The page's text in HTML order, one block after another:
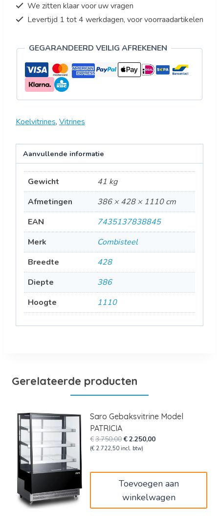
We zitten klaar voor uw vragen
Levertijd 1 tot 4 werkdagen, voor voorraadartikelen
GEGARANDEERD VEILIG AFREKENEN
Koelvitrines, Vitrines
Aanvullende informatie
Gewicht
41 kg
Afmetingen
386 × 428 × 1110 cm
EAN
7435137838845
Merk
Combisteel
Breedte
428
Diepte
386
Hoogte
1110
Gerelateerde producten
Saro Gebaksvitrine Model
PATRICIA
€3.750,00Oorspronkelijke
prijs
€2.250,00Huidige
(€ 2.722,50 incl. btw)
Toevoegen aan
winkelwagen